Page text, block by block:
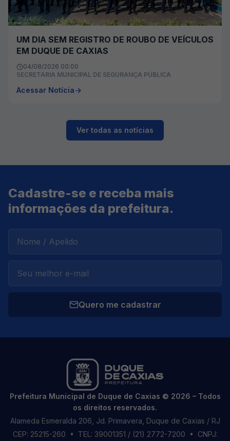
UM DIA SEM REGISTRO DE ROUBO DE VEÍCULOS
EM DUQUE DE CAXIAS
04/08/2026 00:00
SECRETARIA MUNICIPAL DE SEGURANÇA PÚBLICA
Acessar Notícia
Ver todas as notícias
Cadastre-se e receba mais
informações da prefeitura.
Quero me cadastrar
Prefeitura Municipal de Duque de Caxias © 2026 – Todos
os direitos reservados.
Alameda Esmeralda 206, Jd. Primavera, Duque de Caxias / RJ
CEP: 25215-260 • TEL: 39001351 / (21) 2772-7200 • CNPJ: